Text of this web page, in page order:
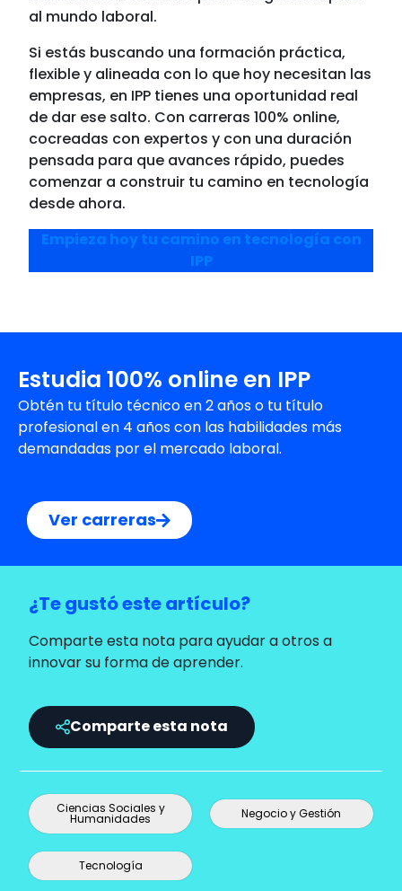
al mundo laboral.
Si estás buscando una formación práctica,
flexible y alineada con lo que hoy necesitan las
empresas, en IPP tienes una oportunidad real
de dar ese salto. Con carreras 100% online,
cocreadas con expertos y con una duración
pensada para que avances rápido, puedes
comenzar a construir tu camino en tecnología
desde ahora.
Empieza hoy tu camino en tecnología con
IPP
Estudia 100% online en IPP
Obtén tu título técnico en 2 años o tu título
profesional en 4 años con las habilidades más
demandadas por el mercado laboral.
Ver carreras
¿Te gustó este artículo?
Comparte esta nota para ayudar a otros a
innovar su forma de aprender.
Comparte esta nota
Ciencias Sociales y
Humanidades Negocio y Gestión
Tecnología